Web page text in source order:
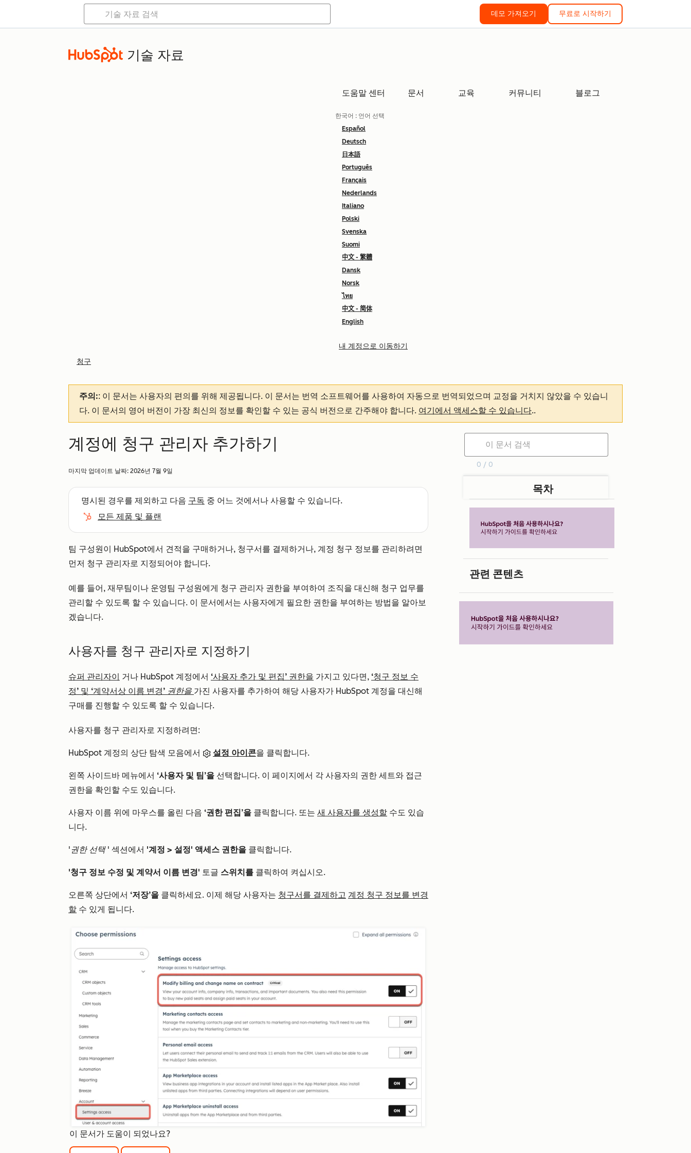
데모 가져오기 무료로 시작하기
기술 자료
도움말 센터 문서 교육 커뮤니티 블로그
한국어 : 언어 선택
Español
Deutsch
日本語
Português
Français
Nederlands
Italiano
Polski
Svenska
Suomi
中文 - 繁體
Dansk
Norsk
ไทย
中文 - 简体
English
내 계정으로 이동하기
청구
주의:: 이 문서는 사용자의 편의를 위해 제공됩니다. 이 문서는 번역 소프트웨어를 사용하여 자동으로 번역되었으며 교정을 거치지 않았을 수 있습니
다. 이 문서의 영어 버전이 가장 최신의 정보를 확인할 수 있는 공식 버전으로 간주해야 합니다. 여기에서 액세스할 수 있습니다..
계정에 청구 관리자 추가하기
마지막 업데이트 날짜: 2026년 7월 9일
명시된 경우를 제외하고 다음 구독 중 어느 것에서나 사용할 수 있습니다.
모든 제품 및 플랜
팀 구성원이 HubSpot에서 견적을 구매하거나, 청구서를 결제하거나, 계정 청구 정보를 관리하려면
먼저 청구 관리자로 지정되어야 합니다.
예를 들어, 재무팀이나 운영팀 구성원에게 청구 관리자 권한을 부여하여 조직을 대신해 청구 업무를
관리할 수 있도록 할 수 있습니다. 이 문서에서는 사용자에게 필요한 권한을 부여하는 방법을 알아보
겠습니다.
사용자를 청구 관리자로 지정하기
슈퍼 관리자이 거나 HubSpot 계정에서 ‘사용자 추가 및 편집’ 권한을 가지고 있다면, ‘청구 정보 수
정’ 및 ‘계약서상 이름 변경’ 권한을 가진 사용자를 추가하여 해당 사용자가 HubSpot 계정을 대신해
구매를 진행할 수 있도록 할 수 있습니다.
사용자를 청구 관리자로 지정하려면:
HubSpot 계정의 상단 탐색 모음에서 설정 아이콘을 클릭합니다.
왼쪽 사이드바 메뉴에서 ‘사용자 및 팀’을 선택합니다. 이 페이지에서 각 사용자의 권한 세트와 접근
권한을 확인할 수도 있습니다.
사용자 이름 위에 마우스를 올린 다음 ‘권한 편집’을 클릭합니다. 또는 새 사용자를 생성할 수도 있습
니다.
'권한 선택' 섹션에서 '계정 > 설정' 액세스 권한을 클릭합니다.
'청구 정보 수정 및 계약서 이름 변경' 토글 스위치를 클릭하여 켜십시오.
오른쪽 상단에서 ‘저장’을 클릭하세요. 이제 해당 사용자는 청구서를 결제하고 계정 청구 정보를 변경
할 수 있게 됩니다.
이 문서가 도움이 되었나요?
0 / 0
목차
관련 콘텐츠